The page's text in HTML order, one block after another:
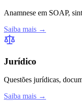
Anamnese em SOAP,
Saiba mais →
Jurídico
Questões jurídicas,
Saiba mais →